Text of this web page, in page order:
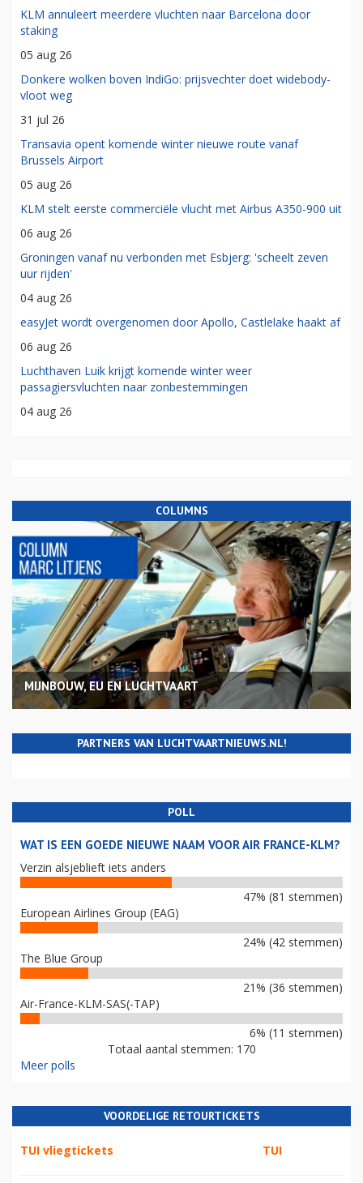
KLM annuleert meerdere vluchten naar Barcelona door
staking
05 aug 26
Donkere wolken boven IndiGo: prijsvechter doet widebody-
vloot weg
31 jul 26
Transavia opent komende winter nieuwe route vanaf
Brussels Airport
05 aug 26
KLM stelt eerste commerciële vlucht met Airbus A350-900 uit
06 aug 26
Groningen vanaf nu verbonden met Esbjerg: 'scheelt zeven
uur rijden'
04 aug 26
easyJet wordt overgenomen door Apollo, Castlelake haakt af
06 aug 26
Luchthaven Luik krijgt komende winter weer
passagiersvluchten naar zonbestemmingen
04 aug 26
COLUMNS
MIJNBOUW, EU EN LUCHTVAART
PARTNERS VAN LUCHTVAARTNIEUWS.NL!
POLL
WAT IS EEN GOEDE NIEUWE NAAM VOOR AIR FRANCE-KLM?
Verzin alsjeblieft iets anders
47% (81 stemmen)
European Airlines Group (EAG)
24% (42 stemmen)
The Blue Group
21% (36 stemmen)
Air-France-KLM-SAS(-TAP)
6% (11 stemmen)
Totaal aantal stemmen: 170
Meer polls
VOORDELIGE RETOURTICKETS
TUI vliegtickets TUI